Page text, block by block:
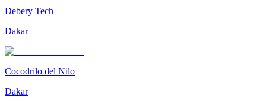
Debery Tech
Dakar
Cocodrilo del Nilo
Dakar